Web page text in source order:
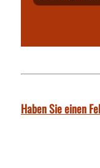
Haben Sie einen